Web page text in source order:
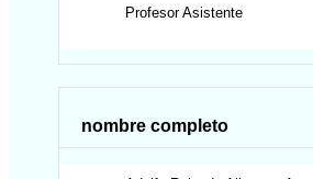
Profesor Asistente
nombre completo